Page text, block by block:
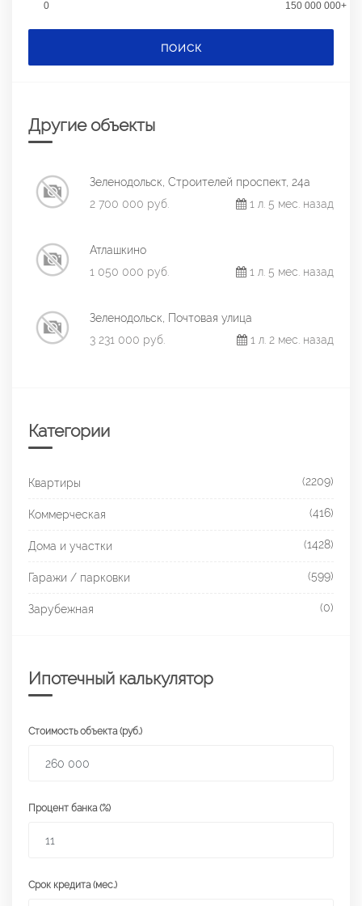
0 150 000 000+
ПОИСК
Другие объекты
Зеленодольск, Строителей проспект, 24а
2 700 000 руб.
1 л. 5 мес. назад
Атлашкино
1 050 000 руб.
1 л. 5 мес. назад
Зеленодольск, Почтовая улица
3 231 000 руб.
1 л. 2 мес. назад
Категории
Квартиры (2209)
Коммерческая (416)
Дома и участки (1428)
Гаражи / парковки (599)
Зарубежная (0)
Ипотечный калькулятор
Стоимость объекта (руб.)
Процент банка (%)
Срок кредита (мес.)